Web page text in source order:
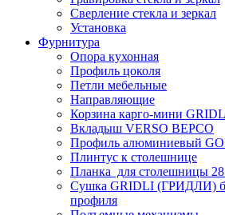
Сверление стекла и зеркал
Установка
Фурнитура
Опора кухонная
Профиль цоколя
Петли мебельные
Направляющие
Корзина карго-мини
Вкладыш VERSO ВЕРСО
Профиль алюминиевый
Плинтус к столешнице
Планка для столешницы
Сушка GRIDLI (ГРИДЛИ)
профиля